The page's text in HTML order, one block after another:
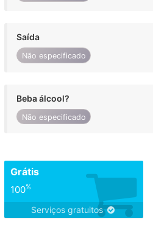
Saída
Não especificado
Beba álcool?
Não especificado
Grátis
100%
Serviços gratuitos